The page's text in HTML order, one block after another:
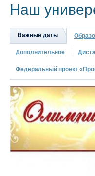
Наш
Важные даты
Дополнительное
Федеральный проект